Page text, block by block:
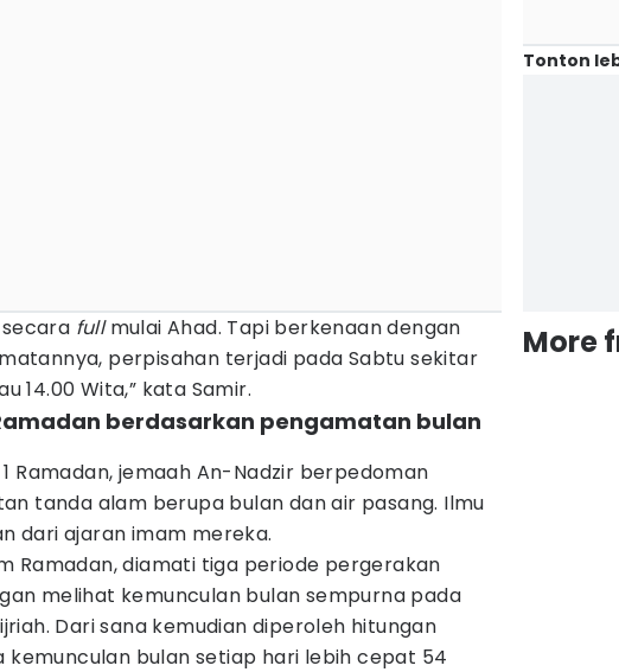
secara fullmulai Ahad. Tapi berkenaan dengan
perpisahan terjadi pada Sabtu sekitar
14.00 Wita,” kata Samir.
berdasarkan pengamatan bulan
Ramadan, jemaah An-Nadzir berpedoman
tanda alam berupa bulan dan air pasang. Ilmu
dari ajaran imam mereka.
Ramadan, diamati tiga periode pergerakan
melihat kemunculan bulan sempurna pada
Dari sana kemudian diperoleh hitungan
kemunculan bulan setiap hari lebih cepat 54
Tonton
More